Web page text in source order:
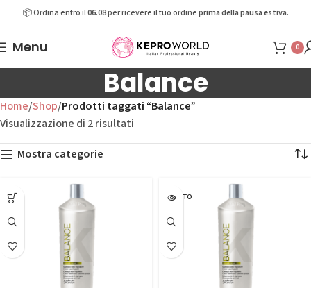
📦 Ordina entro il06.08per ricevere il tuo ordineprima della pausa estiva.
Menu 0
Balance
Home Shop Prodotti taggati “Balance”
Visualizzazione di 2 risultati
Mostra categorie
ESAURITO